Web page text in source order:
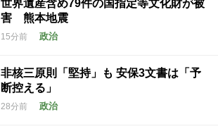
世界遺産含め79件の国指定等文化財が被
害 熊本地震
15分前 政治
非核三原則「堅持」も 安保3文書は「予
断控える」
28分前 政治